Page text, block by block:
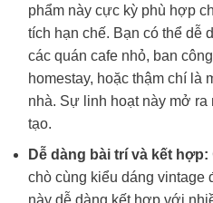
phẩm này cực kỳ phù hợp
tích hạn chế. Bạn có thể dễ
các quán cafe nhỏ, ban
homestay, hoặc thậm chí là
nhà. Sự linh hoạt này mở
tạo.
Dễ dàng bài trí và kết hợp:
chò cùng kiểu dáng vintage